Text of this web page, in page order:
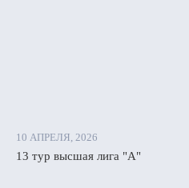
10 АПРЕЛЯ, 2026
13 тур высшая лига "А"